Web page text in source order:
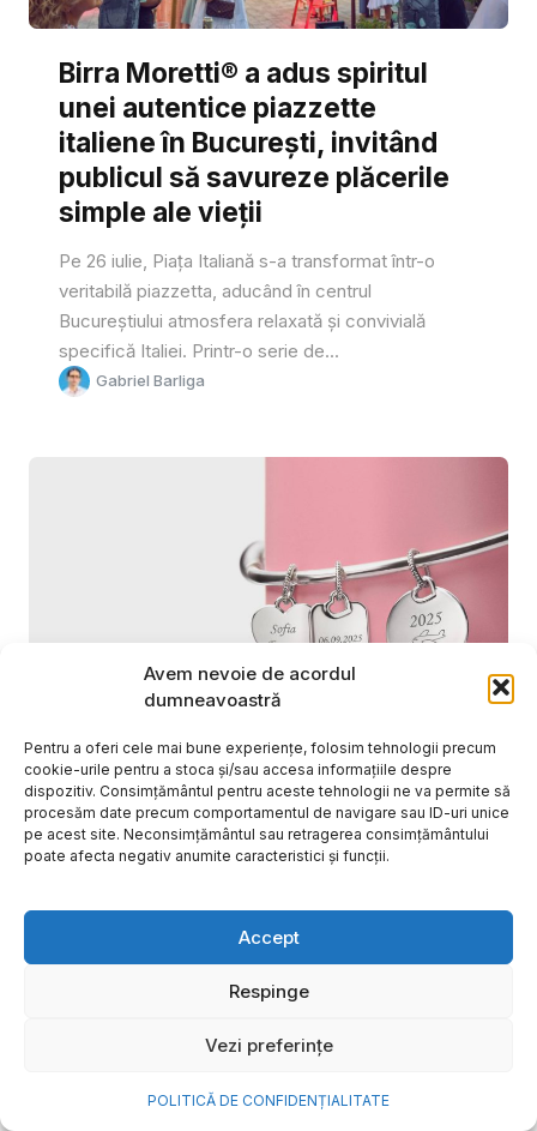
Avem nevoie de acordul
dumneavoastră
Pentru a oferi cele mai bune experiențe, folosim tehnologii precum
cookie-urile pentru a stoca și/sau accesa informațiile despre
dispozitiv. Consimțământul pentru aceste tehnologii ne va permite să
procesăm date precum comportamentul de navigare sau ID-uri unice
pe acest site. Neconsimțământul sau retragerea consimțământului
poate afecta negativ anumite caracteristici și funcții.
Accept
Respinge
Vezi preferințe
POLITICĂ DE CONFIDENȚIALITATE
Birra Moretti® a adus spiritul
unei autentice piazzette
italiene în București, invitând
publicul să savureze plăcerile
simple ale vieții
Pe 26 iulie, Piața Italiană s-a transformat într-o
veritabilă piazzetta, aducând în centrul
Bucureștiului atmosfera relaxată și convivială
specifică Italiei. Printr-o serie de...
Gabriel Barliga
Cum transformi cele mai
frumoase amintiri ale verii într-
o bijuterie Pandora pe care o
Vara este, pentru mulți dintre noi, anotimpul în care
se întâmplă cele mai importante lucruri. Plecăm în
vacanțe pe care le planificăm luni...